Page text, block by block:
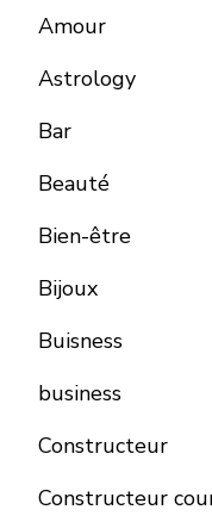
Amour
Astrology
Bar
Beauté
Bien-être
Bijoux
Buisness
business
Constructeur
Constructeur